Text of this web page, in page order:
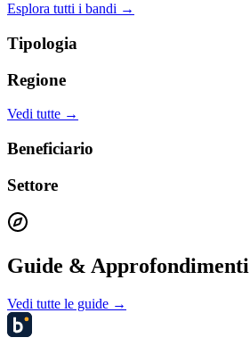
Esplora tutti i bandi →
Tipologia
Regione
Vedi tutte →
Beneficiario
Settore
Guide & Approfondimenti
Vedi tutte le guide →